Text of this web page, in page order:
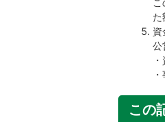
た
資
公
この